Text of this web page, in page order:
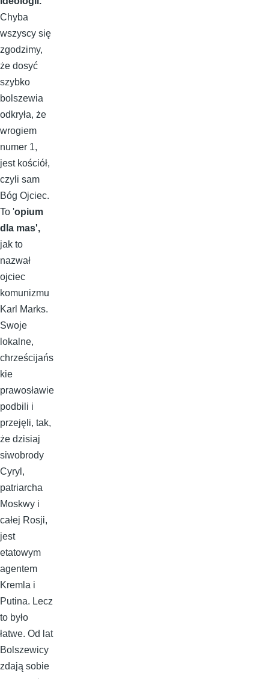
Chyba
wszyscy się
zgodzimy,
że dosyć
szybko
bolszewia
odkryła, że
wrogiem
numer 1,
jest kościół,
czyli sam
Bóg Ojciec.
To 'opium
dla mas',
jak to
nazwał
ojciec
komunizmu
Karl Marks.
Swoje
lokalne,
chrześcijańs
kie
prawosławie
podbili i
przejęli, tak,
że dzisiaj
siwobrody
Cyryl,
patriarcha
Moskwy i
całej Rosji,
jest
etatowym
agentem
Kremla i
Putina. Lecz
to było
łatwe. Od lat
Bolszewicy
zdają sobie